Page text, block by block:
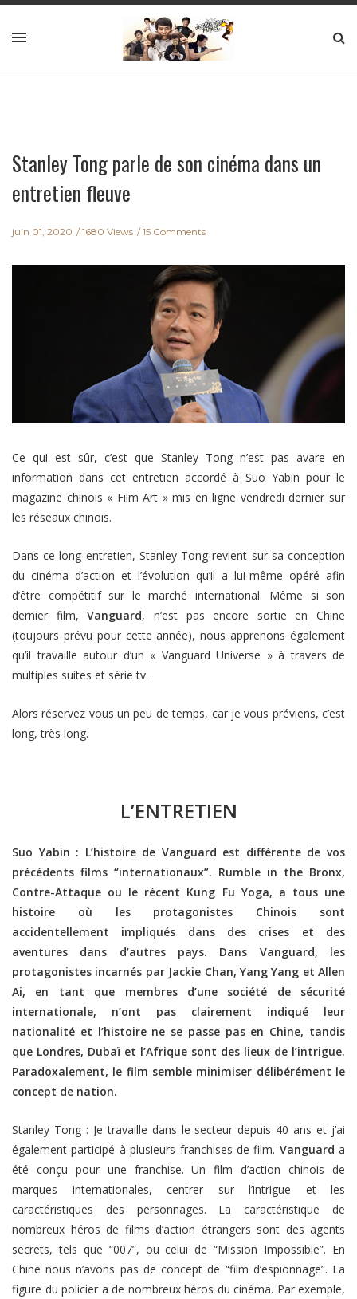
Stanley Tong parle de son cinéma dans un
entretien fleuve
juin 01, 2020 1680 Views 15 Comments
Ce qui est sûr, c’est que Stanley Tong n’est pas avare en
information dans cet entretien accordé à Suo Yabin pour le
magazine chinois « Film Art » mis en ligne vendredi dernier sur
les réseaux chinois.
Dans ce long entretien, Stanley Tong revient sur sa conception
du cinéma d’action et l’évolution qu’il a lui-même opéré afin
d’être compétitif sur le marché international. Même si son
dernier film,Vanguard, n’est pas encore sortie en Chine
(toujours prévu pour cette année), nous apprenons également
qu’il travaille autour d’un « Vanguard Universe » à travers de
multiples suites et série tv.
Alors réservez vous un peu de temps, car je vous préviens, c’est
long, très long.
L’ENTRETIEN
Suo Yabin : L’histoire de Vanguard est différente de vos
précédents films “internationaux”. Rumble in the Bronx,
Contre-Attaque ou le récent Kung Fu Yoga, a tous une
histoire où les protagonistes Chinois sont
accidentellement impliqués dans des crises et des
aventures dans d’autres pays. Dans Vanguard, les
protagonistes incarnés par Jackie Chan, Yang Yang et Allen
Ai, en tant que membres d’une société de sécurité
internationale, n’ont pas clairement indiqué leur
nationalité et l’histoire ne se passe pas en Chine, tandis
que Londres, Dubaï et l’Afrique sont des lieux de l’intrigue.
Paradoxalement, le film semble minimiser délibérément le
concept de nation.
Stanley Tong : Je travaille dans le secteur depuis 40 ans et j’ai
également participé à plusieurs franchises de film. Vanguard a
été conçu pour une franchise. Un film d’action chinois de
marques internationales, centrer sur l’intrigue et les
caractéristiques des personnages. La caractéristique de
nombreux héros de films d’action étrangers sont des agents
secrets, tels que “007”, ou celui de “Mission Impossible”. En
Chine nous n’avons pas de concept de “film d’espionnage”. La
figure du policier a de nombreux héros du cinéma. Par exemple,